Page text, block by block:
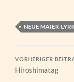
NEUE MAIER-
VORHERIGER
Hiroshimatag